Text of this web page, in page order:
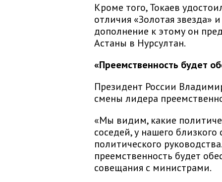
Кроме того, Токаев
отличия «Золотая звезда»
дополнение к этому он
Астаны в Нурсултан.
«Преемственность будет
Президент России
смены лидера
«Мы видим, какие
соседей, у нашего
политического
преемственность будет
совещания с министрами.